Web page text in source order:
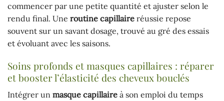
commencer par une petite quantité et ajuster selon le
rendu final. Une routine capillaire réussie repose
souvent sur un savant dosage, trouvé au gré des essais
et évoluant avec les saisons.
Soins profonds et masques capillaires : réparer
et booster l’élasticité des cheveux bouclés
Intégrer un masque capillaire à son emploi du temps